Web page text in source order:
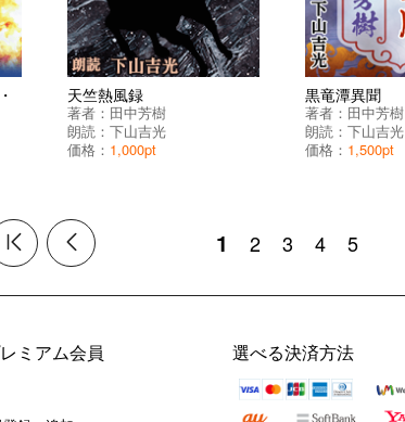
天竺熱風録
著者： 田中芳樹
朗読：下山吉光
価格： 1,000pt
黒竜潭異聞
著者： 田中芳樹
朗読： 下山吉光
価格： 1,500pt
1 2 3 4 5
ミアム会員 選べる決済方法